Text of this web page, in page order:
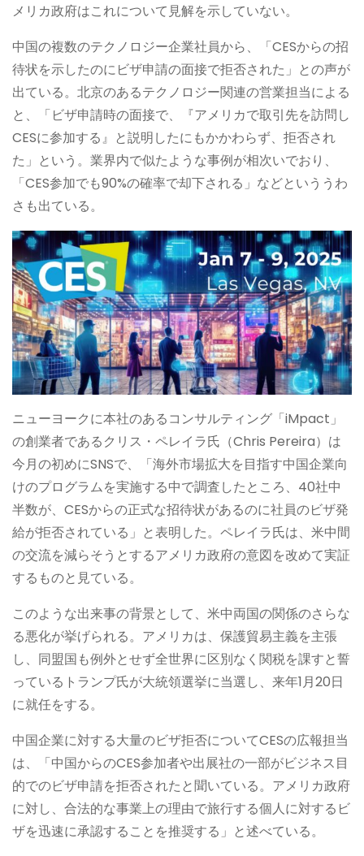
メリカ政府はこれについて見解を示していない。
中国の複数のテクノロジー企業社員から、「CESからの招
待状を示したのにビザ申請の面接で拒否された」との声が
出ている。北京のあるテクノロジー関連の営業担当による
と、「ビザ申請時の面接で、『アメリカで取引先を訪問し
CESに参加する』と説明したにもかかわらず、拒否され
た」という。業界内で似たような事例が相次いでおり、
「CES参加でも90%の確率で却下される」などといううわ
さも出ている。
ニューヨークに本社のあるコンサルティング「iMpact」
の創業者であるクリス・ペレイラ氏（Chris Pereira）は
今月の初めにSNSで、「海外市場拡大を目指す中国企業向
けのプログラムを実施する中で調査したところ、40社中
半数が、CESからの正式な招待状があるのに社員のビザ発
給が拒否されている」と表明した。ペレイラ氏は、米中間
の交流を減らそうとするアメリカ政府の意図を改めて実証
するものと見ている。
このような出来事の背景として、米中両国の関係のさらな
る悪化が挙げられる。アメリカは、保護貿易主義を主張
し、同盟国も例外とせず全世界に区別なく関税を課すと誓
っているトランプ氏が大統領選挙に当選し、来年1月20日
に就任をする。
中国企業に対する大量のビザ拒否についてCESの広報担当
は、「中国からのCES参加者や出展社の一部がビジネス目
的でのビザ申請を拒否されたと聞いている。アメリカ政府
に対し、合法的な事業上の理由で旅行する個人に対するビ
ザを迅速に承認することを推奨する」と述べている。